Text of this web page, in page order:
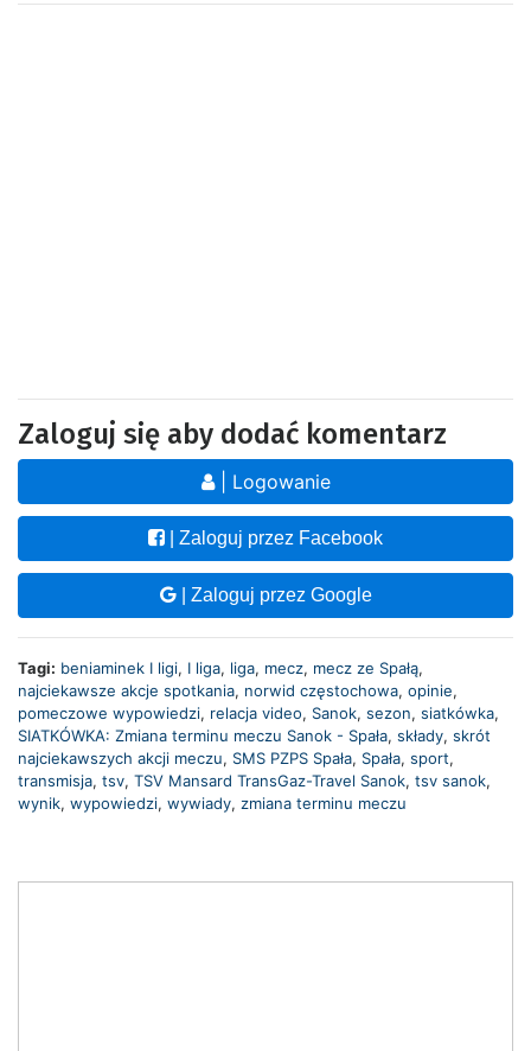
Zaloguj się aby dodać komentarz
| Logowanie
| Zaloguj przez Facebook
| Zaloguj przez Google
Tagi: beniaminek I ligi, I liga, liga, mecz, mecz ze Spałą,
najciekawsze akcje spotkania, norwid częstochowa, opinie,
pomeczowe wypowiedzi, relacja video, Sanok, sezon, siatkówka,
SIATKÓWKA: Zmiana terminu meczu Sanok - Spała, składy, skrót
najciekawszych akcji meczu, SMS PZPS Spała, Spała, sport,
transmisja, tsv, TSV Mansard TransGaz-Travel Sanok, tsv sanok,
wynik, wypowiedzi, wywiady, zmiana terminu meczu